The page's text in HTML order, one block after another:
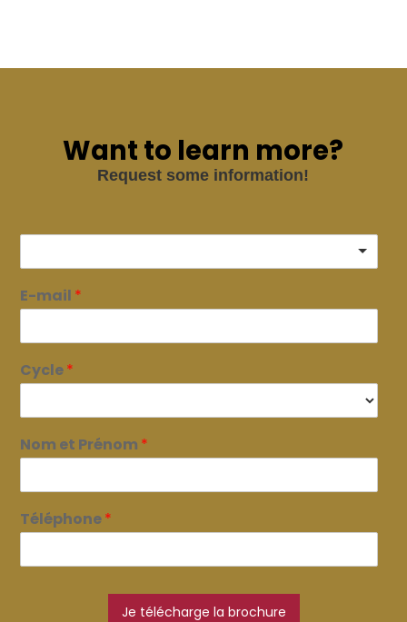
Want to learn more?
Request some information!
E-mail *
Cycle*
Nom et Prénom *
Téléphone*
Je télécharge la brochure